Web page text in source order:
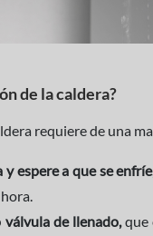
de la caldera?
requiere de una
y espere a que se
válvula de llenado,que